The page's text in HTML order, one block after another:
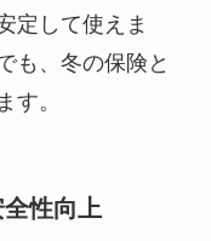
定して使えま
も、冬の保険と
す。
性向上